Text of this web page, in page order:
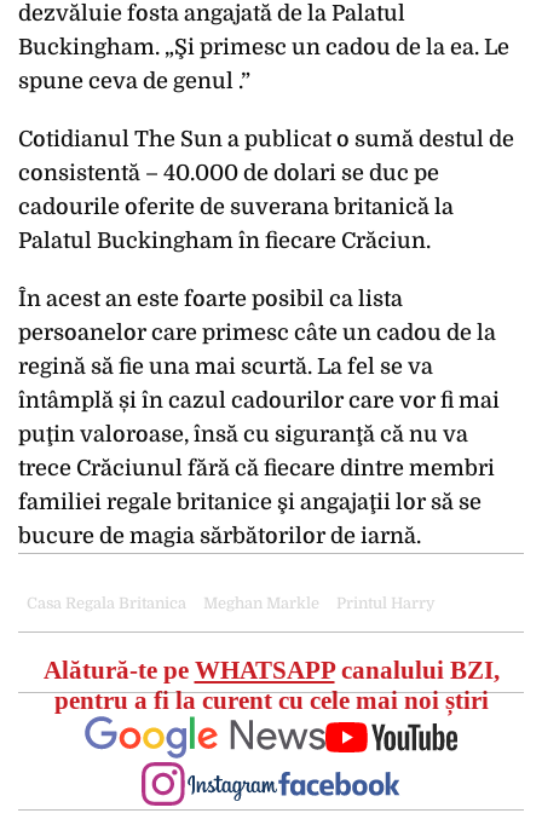
dezvăluie fosta angajată de la Palatul
Buckingham. „Şi primesc un cadou de la ea. Le
spune ceva de genul .”
Cotidianul The Sun a publicat o sumă destul de
consistentă – 40.000 de dolari se duc pe
cadourile oferite de suverana britanică la
Palatul Buckingham în fiecare Crăciun.
În acest an este foarte posibil ca lista
persoanelor care primesc câte un cadou de la
regină să fie una mai scurtă. La fel se va
întâmplă și în cazul cadourilor care vor fi mai
puţin valoroase, însă cu siguranţă că nu va
trece Crăciunul fără că fiecare dintre membri
familiei regale britanice şi angajaţii lor să se
bucure de magia sărbătorilor de iarnă.
Casa Regala Britanica Meghan Markle Printul Harry
Alătură-te pe WHATSAPPcanalului BZI,
pentru a fi la curent cu cele mai noi știri